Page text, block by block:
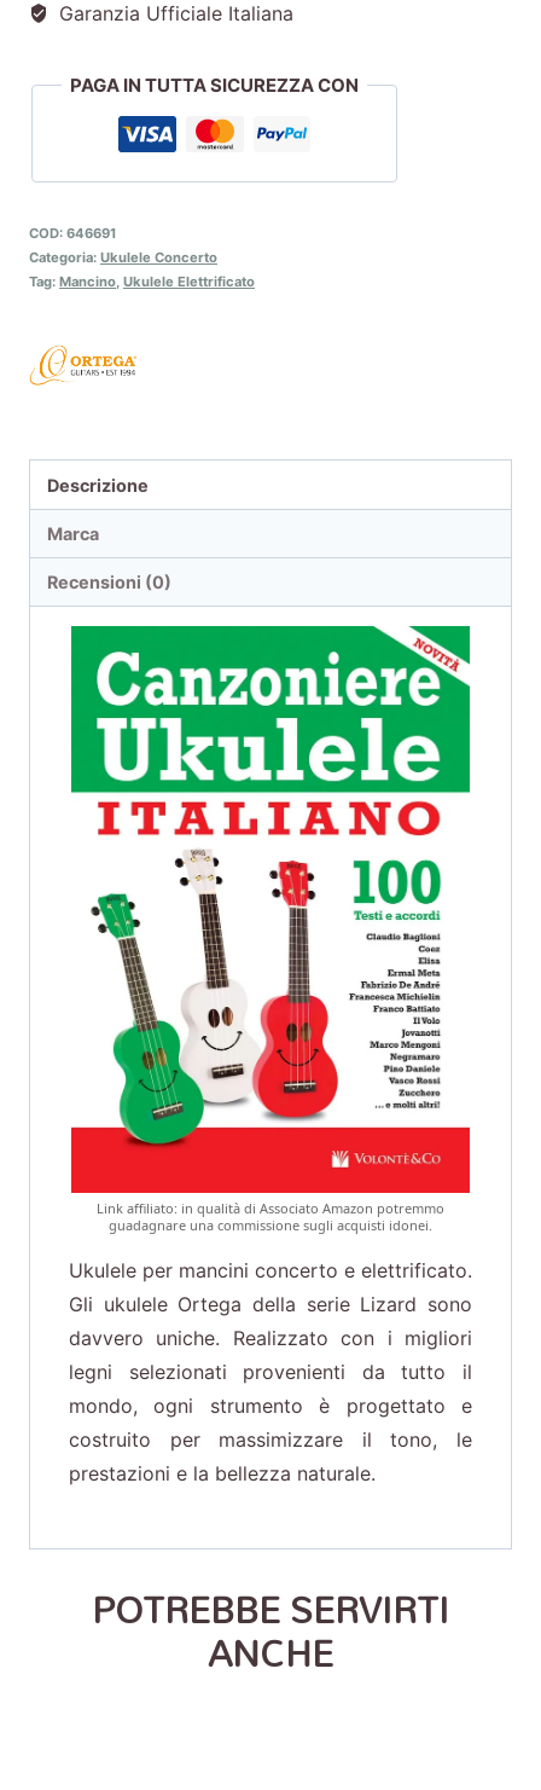
Garanzia Ufficiale Italiana
PAGA IN TUTTA SICUREZZA CON
COD: 646691
Categoria: Ukulele Concerto
Tag: Mancino, Ukulele Elettrificato
Descrizione
Marca
Recensioni (0)
Link affiliato: in qualità di Associato Amazon potremmo
guadagnare una commissione sugli acquisti idonei.
Ukulele per mancini concerto e elettrificato.
Gli ukulele Ortega della serie Lizard sono
davvero uniche. Realizzato con i migliori
legni selezionati provenienti da tutto il
mondo, ogni strumento è progettato e
costruito per massimizzare il tono, le
prestazioni e la bellezza naturale.
POTREBBE SERVIRTI
ANCHE